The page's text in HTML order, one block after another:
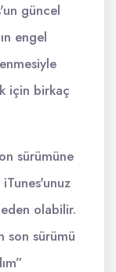
güncel
engel
için birkaç
sürümüne
olabilir.
son sürümü